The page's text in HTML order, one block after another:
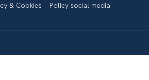
& Cookies
Policy social media